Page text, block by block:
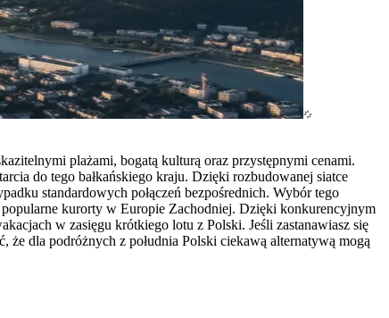
plażami, bogatą kulturą oraz przystępnymi cenami.
do tego bałkańskiego kraju. Dzięki rozbudowanej siatce
standardowych połączeń bezpośrednich. Wybór tego
kurorty w Europie Zachodniej. Dzięki konkurencyjnym
w zasięgu krótkiego lotu z Polski. Jeśli zastanawiasz się
że dla podróżnych z południa Polski ciekawą alternatywą mogą